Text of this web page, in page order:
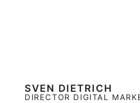
SVEN DIETRICH
DIRECTOR DIGITAL